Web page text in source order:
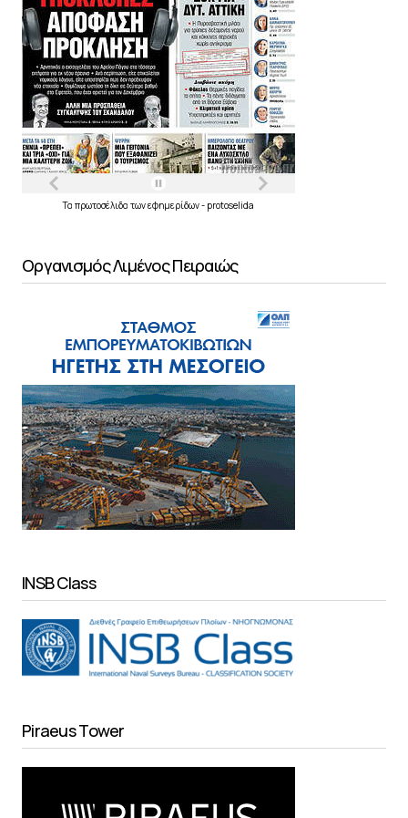
Τα πρωτοσέλιδα τωνεφημερίδων- protoselida
Οργανισμός Λιμένος Πειραιώς
INSB Class
Piraeus Tower